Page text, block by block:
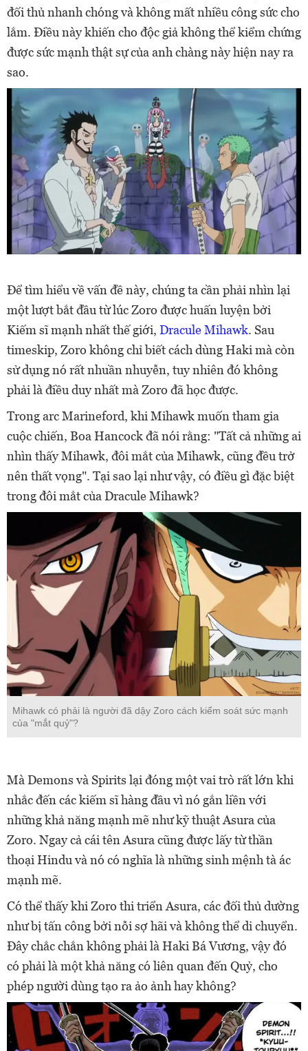
đối thủ nhanh chóng và không mất nhiều công sức cho
lắm. Điều này khiến cho độc giả không thể kiểm chứng
được sức mạnh thật sự của anh chàng này hiện nay ra
sao.
Để tìm hiểu về vấn đề này, chúng ta cần phải nhìn lại
một lượt bắt đầu từ lúc Zoro được huấn luyện bởi
Kiếm sĩ mạnh nhất thế giới, Dracule Mihawk. Sau
timeskip, Zoro không chỉ biết cách dùng Haki mà còn
sử dụng nó rất nhuần nhuyễn, tuy nhiên đó không
phải là điều duy nhất mà Zoro đã học được.
Trong arc Marineford, khi Mihawk muốn tham gia
cuộc chiến, Boa Hancock đã nói rằng: "Tất cả những ai
nhìn thấy Mihawk, đôi mắt của Mihawk, cũng đều trở
nên thất vọng". Tại sao lại như vậy, có điều gì đặc biệt
trong đôi mắt của Dracule Mihawk?
Mihawk có phải là người đã dậy Zoro cách kiểm soát sức mạnh
của "mắt quỷ"?
Mà Demons và Spirits lại đóng một vai trò rất lớn khi
nhắc đến các kiếm sĩ hàng đầu vì nó gắn liền với
những khả năng mạnh mẽ như kỹ thuật Asura của
Zoro. Ngay cả cái tên Asura cũng được lấy từ thần
thoại Hindu và nó có nghĩa là những sinh mệnh tà ác
mạnh mẽ.
Có thể thấy khi Zoro thi triển Asura, các đối thủ dường
như bị tấn công bởi nỗi sợ hãi và không thể di chuyển.
Đây chắc chắn không phải là Haki Bá Vương, vậy đó
có phải là một khả năng có liên quan đến Quỷ, cho
phép người dùng tạo ra ảo ảnh hay không?